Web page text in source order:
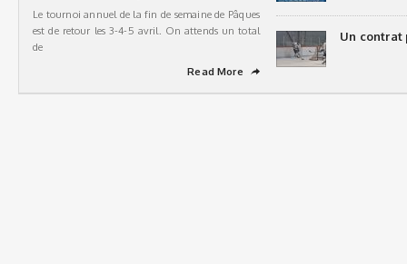
Le tournoi annuel de la fin de semaine de Pâques
est de retour les 3-4-5 avril. On attends un total
de
Read More
➦
Un contrat